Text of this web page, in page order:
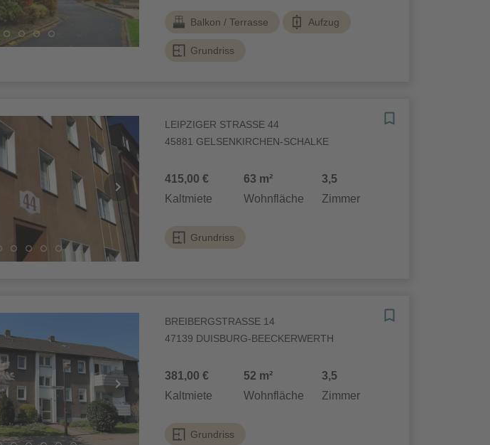
Balkon / Terrasse Aufzug
Grundriss
LEIPZIGER STRASSE 44
45881 GELSENKIRCHEN-SCHALKE
Kaltmiete
415,00 €
Wohnfläche
63 m²
Zimmer
3,5
Grundriss
BREIBERGSTRASSE 14
47139 DUISBURG-BEECKERWERTH
Kaltmiete
381,00 €
Wohnfläche
52 m²
Zimmer
3,5
Grundriss